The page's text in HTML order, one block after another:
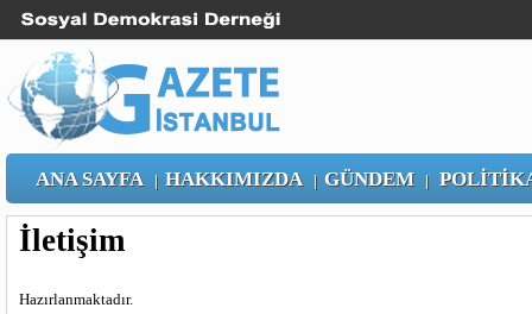
ANA SAYFA | HAKKIMIZDA | GÜNDEM|
İletişim
Hazırlanmaktadır.